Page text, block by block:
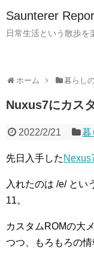
Saunterer
日常生活という散歩を
ホーム 暮らし
Nuxus7にカス
2022/2/21 暮
先日入手した
入れたのは /e/ とい
11。
カスタムROMの大
つつ、もろもろの